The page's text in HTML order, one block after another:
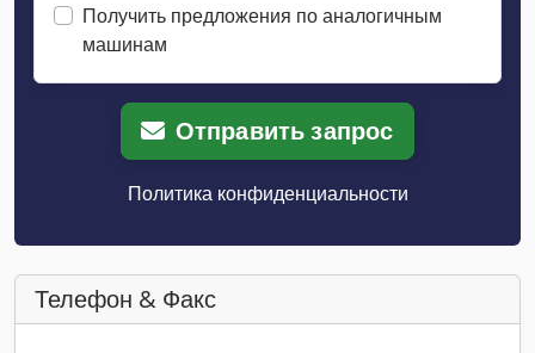
Получить предложения по аналогичным
машинам
Отправить запрос
Политика конфиденциальности
Телефон & Факс